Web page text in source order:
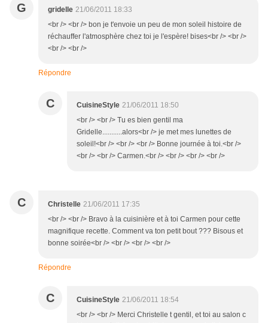
G gridelle 21/06/2011 18:33
<br /> <br /> bon je t'envoie un peu de mon soleil histoire de
réchauffer l'atmosphère chez toi je l'espère! bises<br /> <br />
<br /> <br />
Répondre
C CuisineStyle 21/06/2011 18:50
<br /> <br /> Tu es bien gentil ma
Gridelle...........alors<br /> je met mes lunettes de
soleil!<br /> <br /> <br /> Bonne journée à toi.<br />
<br /> <br /> Carmen.<br /> <br /> <br /> <br />
C Christelle 21/06/2011 17:35
<br /> <br /> Bravo à la cuisinière et à toi Carmen pour cette
magnifique recette. Comment va ton petit bout ??? Bisous et
bonne soirée<br /> <br /> <br /> <br />
Répondre
C CuisineStyle 21/06/2011 18:54
<br /> <br /> Merci Christelle t gentil, et toi au salon c